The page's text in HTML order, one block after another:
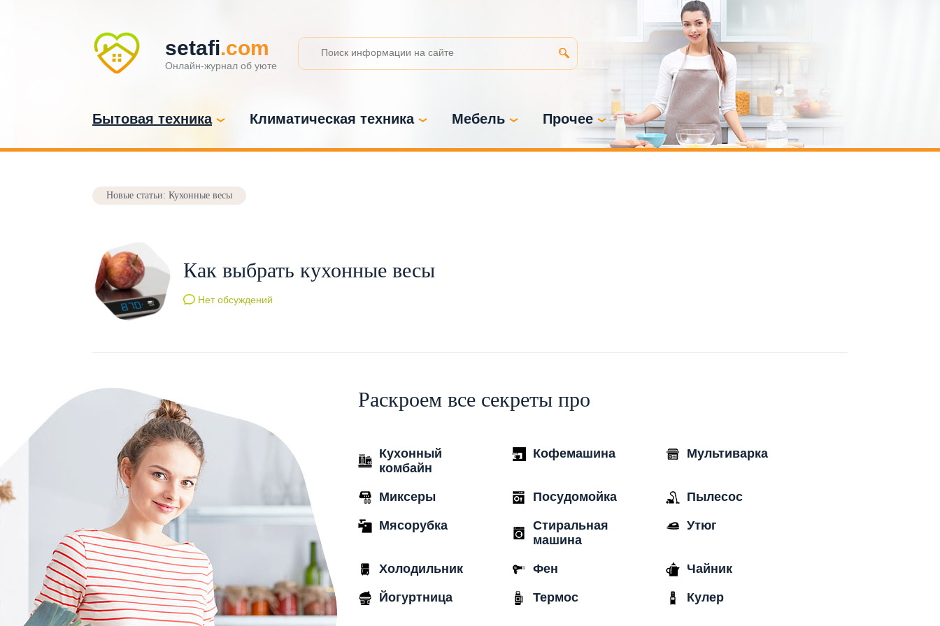
setafi.com
Онлайн-журнал об уюте
Бытовая техника Климатическая техника Мебель Прочее
Новые статьи: Кухонные весы
Как выбрать кухонные весы
Нет обсуждений
Раскроем все секреты про
Кухонный
комбайн
Кофемашина Мультиварка
Миксеры Посудомойка Пылесос
Мясорубка
Стиральная
машина
Утюг
Холодильник Фен Чайник
Йогуртница Термос Кулер